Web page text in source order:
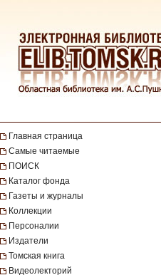
Главная страница
Самые читаемые
ПОИСК
Каталог фонда
Газеты и журналы
Коллекции
Персоналии
Издатели
Томская книга
Видеолекторий